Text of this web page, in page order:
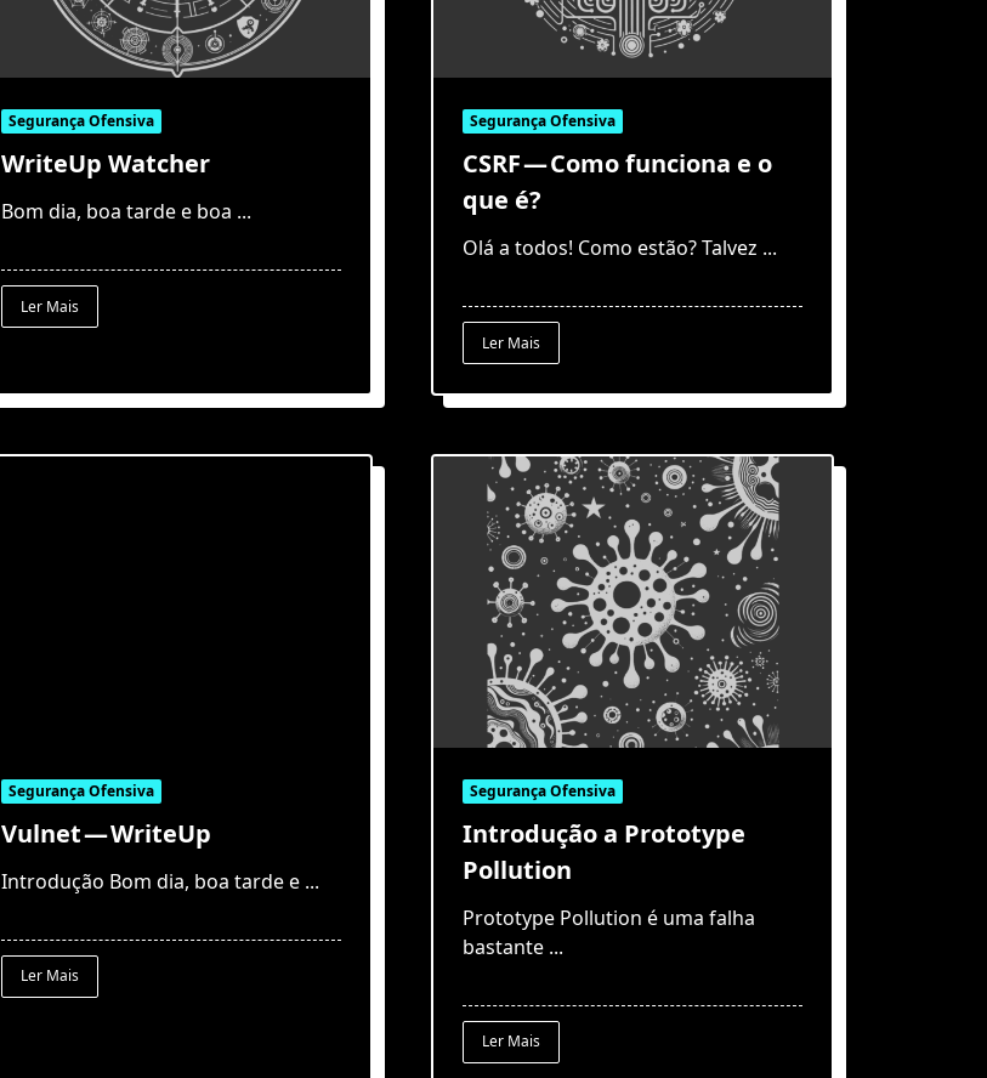
Segurança Ofensiva
WriteUp Watcher
Bom dia, boa tarde e boa ...
Ler Mais
Segurança Ofensiva
CSRF — Como funciona e o
que é?
Olá a todos! Como estão? Talvez ...
Ler Mais
Segurança Ofensiva
Vulnet — WriteUp
Introdução Bom dia, boa tarde e ...
Ler Mais
Segurança Ofensiva
Introdução a Prototype
Pollution
Prototype Pollution é uma falha
bastante ...
Ler Mais